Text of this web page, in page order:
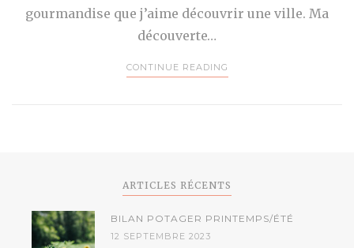
gourmandise que j’aime découvrir une ville. Ma
découverte…
CONTINUE READING
ARTICLES RÉCENTS
BILAN POTAGER PRINTEMPS/ÉTÉ
12 SEPTEMBRE 2023